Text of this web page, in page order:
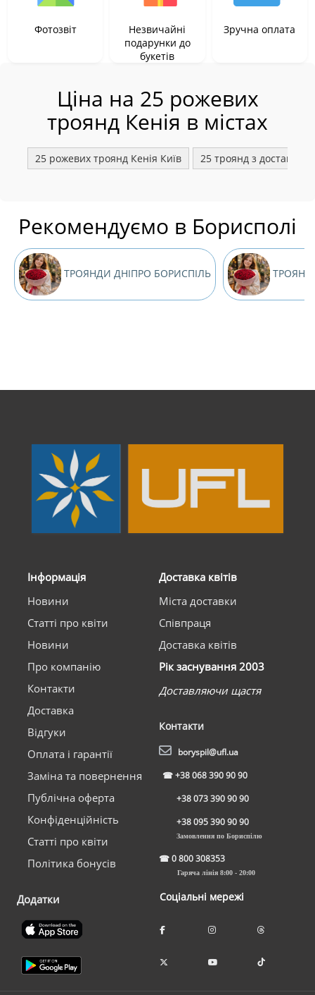
Фотозвіт
Незвичайні
подарунки до
букетів
Зручна оплата
Ціна на 25 рожевих
троянд Кенія в містах
25 рожевих троянд Кенія Київ 25 троянд з доставкою
Рекомендуємо в Борисполі
ТРОЯНДИ ДНІПРО БОРИСПІЛЬ
Інформація
Новини
Статті про квіти
Новини
Про компанію
Контакти
Доставка
Відгуки
Оплата і гарантії
Заміна та повернення
Публічна оферта
Конфіденційність
Статті про квіти
Політика бонусів
Додатки
Доставка квітів
Міста доставки
Співпраця
Доставка квітів
Рік заснування 2003
Доставляючи щастя
Контакти
boryspil@ufl.ua
☎+38 068 390 90 90
+38 073 390 90 90
+38 095 390 90 90
Замовлення по Бориспілю
☎0 800 308353
Гаряча лінія 8:00 - 20:00
Соціальні мережі